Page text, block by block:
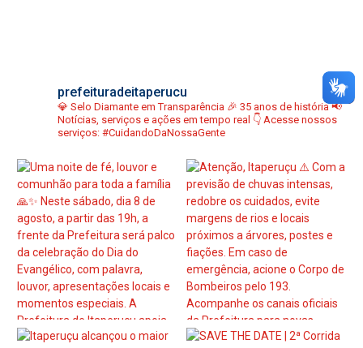
prefeituradeitaperucu
💎 Selo Diamante em Transparência 🎉 35 anos de história📢
Notícias, serviços e ações em tempo real 👇 Acesse nossos
serviços: #CuidandoDaNossaGente